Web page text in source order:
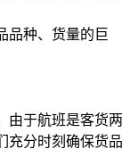
品种、货量的巨
由于航班是客货两
充分时刻确保货品